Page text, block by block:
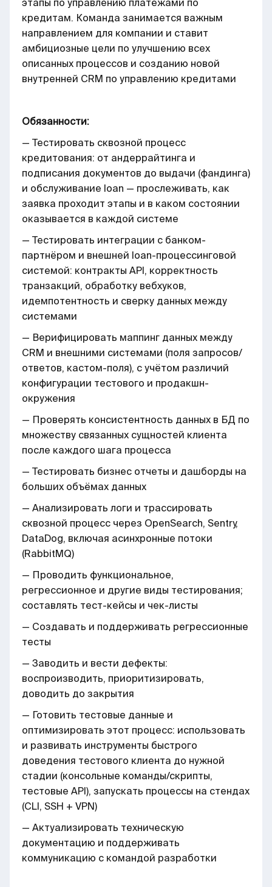
этапы по управлению платежами по
кредитам. Команда занимается важным
направлением для компании и ставит
амбициозные цели по улучшению всех
описанных процессов и созданию новой
внутренней CRM по управлению кредитами
Обязанности:
— Тестировать сквозной процесс
кредитования: от андеррайтинга и
подписания документов до выдачи (фандинга)
и обслуживание loan — прослеживать, как
заявка проходит этапы и в каком состоянии
оказывается в каждой системе
— Тестировать интеграции с банком-
партнёром и внешней loan-процессинговой
системой: контракты API, корректность
транзакций, обработку вебхуков,
идемпотентность и сверку данных между
системами
— Верифицировать маппинг данных между
CRM и внешними системами (поля запросов/
ответов, кастом-поля), с учётом различий
конфигурации тестового и продакшн-
окружения
— Проверять консистентность данных в БД по
множеству связанных сущностей клиента
после каждого шага процесса
— Тестировать бизнес отчеты и дашборды на
больших объёмах данных
— Анализировать логи и трассировать
сквозной процесс через OpenSearch, Sentry,
DataDog, включая асинхронные потоки
(RabbitMQ)
— Проводить функциональное,
регрессионное и другие виды тестирования;
составлять тест-кейсы и чек-листы
— Создавать и поддерживать регрессионные
тесты
— Заводить и вести дефекты:
воспроизводить, приоритизировать,
доводить до закрытия
— Готовить тестовые данные и
оптимизировать этот процесс: использовать
и развивать инструменты быстрого
доведения тестового клиента до нужной
стадии (консольные команды/скрипты,
тестовые API), запускать процессы на стендах
(CLI, SSH + VPN)
— Актуализировать техническую
документацию и поддерживать
коммуникацию с командой разработки